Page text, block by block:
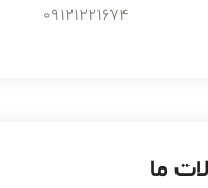
09121221674
ما